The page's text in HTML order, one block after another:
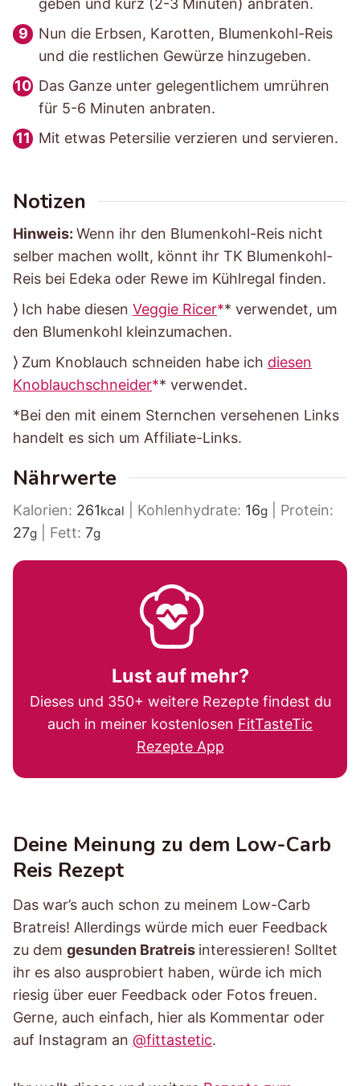
Nun die Erbsen, Karotten, Blumenkohl-Reis
und die restlichen Gewürze hinzugeben.
Das Ganze unter gelegentlichem umrühren
für 5-6 Minuten anbraten.
Mit etwas Petersilie verzieren und servieren.
Notizen
Hinweis: Wenn ihr den Blumenkohl-Reis nicht
selber machen wollt, könnt ihr TK Blumenkohl-
Reis bei Edeka oder Rewe im Kühlregal finden.
⟩ Ich habe diesen Veggie Ricer * verwendet, um
den Blumenkohl kleinzumachen.
⟩ Zum Knoblauch schneiden habe ich diesen
Knoblauchschneider * verwendet.
*Bei den mit einem Sternchen versehenen Links
handelt es sich um Affiliate-Links.
Nährwerte
Kalorien: 261kcal Kohlenhydrate: 16g
Protein:
27g Fett: 7g
Lust auf mehr?
Dieses und 350+ weitere Rezepte findest du
auch in meiner kostenlosen FitTasteTic
Rezepte App
Deine Meinung zu dem Low-Carb
Reis Rezept
Das war’s auch schon zu meinem Low-Carb
Bratreis! Allerdings würde mich euer Feedback
zu dem gesunden Bratreis interessieren! Solltet
ihr es also ausprobiert haben, würde ich mich
riesig über euer Feedback oder Fotos freuen.
Gerne, auch einfach, hier als Kommentar oder
auf Instagram an @fittastetic.